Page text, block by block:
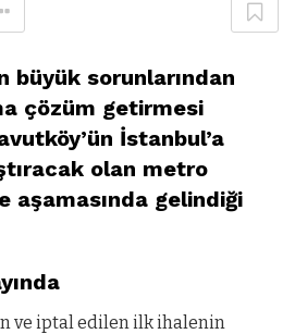
büyük sorunlarından
çözüm getirmesi
İstanbul’a
olan metro
aşamasında gelindiği
ve iptal edilen ilk ihalenin